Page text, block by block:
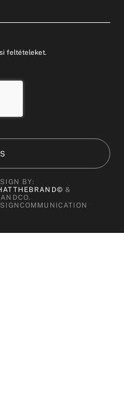
feltételeket.
BY:
&